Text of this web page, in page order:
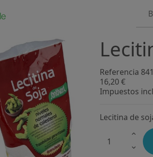
Referencia
16,20 €
Impuestos
Lecitina de